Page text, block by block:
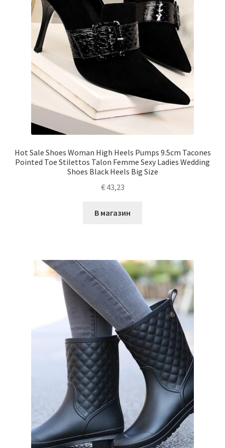
Hot Sale Shoes Woman High Heels Pumps 9.5cm Tacones
Pointed Toe Stilettos Talon Femme Sexy Ladies Wedding
Shoes Black Heels Big Size
€43,23
В магазин